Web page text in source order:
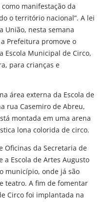
manifestação da
o território nacional”. A lei
União, nesta semana
Prefeitura promove o
Escola Municipal de Circo,
para crianças e
área externa da Escola de
rua Casemiro de Abreu,
montada em uma arena
lona colorida de circo.
Oficinas da Secretaria de
a Escola de Artes Augusto
município, onde já são
teatro. A fim de fomentar
Circo foi implantada na